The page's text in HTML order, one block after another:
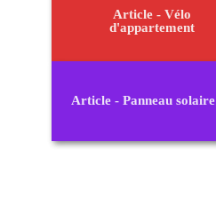
Article - Vélo
d'appartement
Article - Panneau solaire